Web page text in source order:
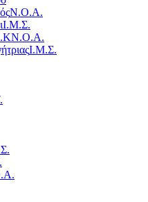
Ν.Ο.Α.
Ι.Μ.Σ.
Ν.Ο.Α.
Ι.Μ.Σ.